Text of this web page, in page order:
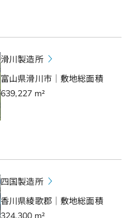
滑川製造所
富山県滑川市｜敷地総面積
639,227 m²
四国製造所
香川県綾歌郡｜敷地総面積
324,300 m²